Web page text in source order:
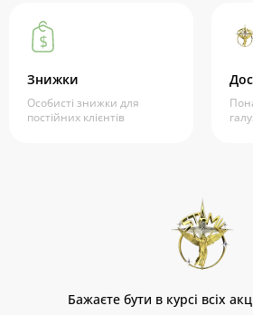
Знижки
Особисті знижки для
постійних клієнтів
Бажаєте бути в курсі всіх